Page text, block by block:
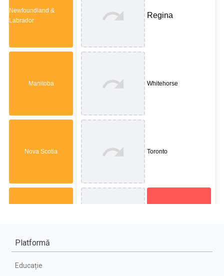
Platformă
Educație